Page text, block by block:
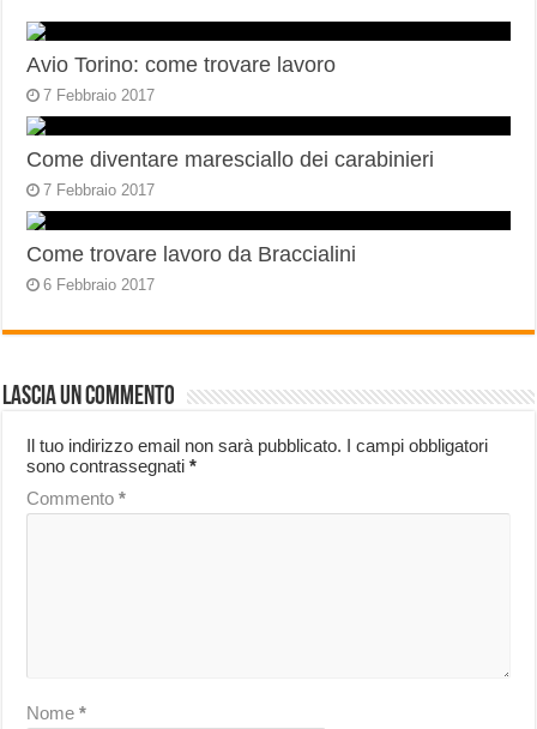
Avio Torino: come trovare lavoro
7 Febbraio 2017
Come diventare maresciallo dei carabinieri
7 Febbraio 2017
Come trovare lavoro da Braccialini
6 Febbraio 2017
Lascia un commento
Il tuo indirizzo email non sarà pubblicato. I campi obbligatori
sono contrassegnati*
Commento*
Nome*